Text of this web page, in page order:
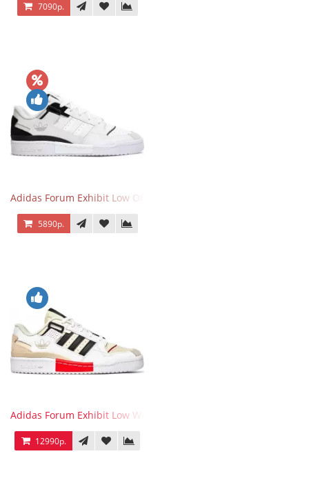
7090р.
Adidas Forum Exhibit Low Off White Black
5890р.
Adidas Forum Exhibit Low White Vivid Red
12990р.